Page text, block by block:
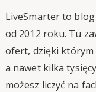
LiveSmarter to
od 2012 roku. Tu
ofert, dzięki którym
a nawet kilka
możesz liczyć na